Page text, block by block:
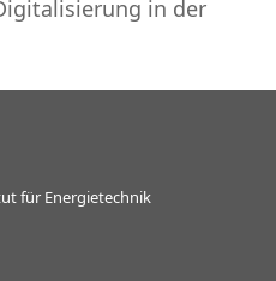
in der
für Energietechnik